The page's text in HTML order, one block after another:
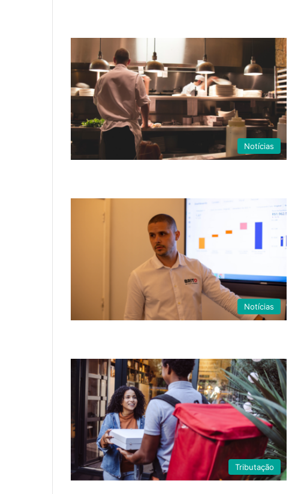
Notícias
Notícias
Tributação